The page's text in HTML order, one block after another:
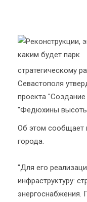
стратегическому
Севастополя
проекта
"Федюхины
Об этом сообщает
города.
"Для его
инфраструктуру:
энергоснабжения.